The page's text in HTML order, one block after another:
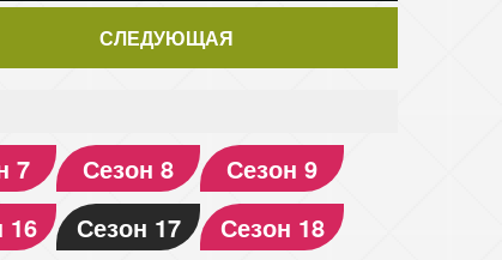
СЛЕДУЮЩАЯ
7 Сезон 8
Сезон 9
16 Сезон 17
Сезон 18